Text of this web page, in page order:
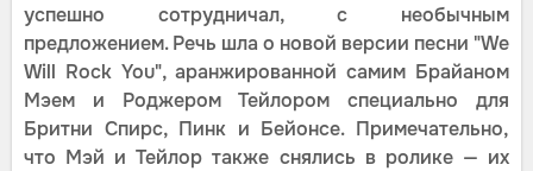
успешно сотрудничал, с необычным
предложением. Речь шла о новой версии песни "We
Will Rock You", аранжированной самим Брайаном
Мэем и Роджером Тейлором специально для
Бритни Спирс, Пинк и Бейонсе. Примечательно,
что Мэй и Тейлор также снялись в ролике — их